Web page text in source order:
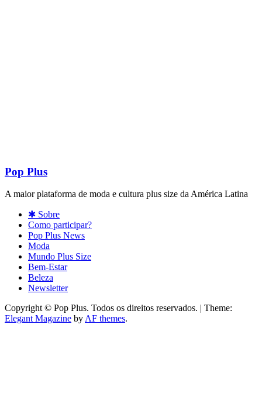
Pop Plus
A maior plataforma de moda e cultura plus size da América Latina
✱ Sobre
Como participar?
Pop Plus News
Moda
Mundo Plus Size
Bem-Estar
Beleza
Newsletter
Copyright © Pop Plus. Todos os direitos reservados. | Theme:
Elegant Magazine by AF themes.